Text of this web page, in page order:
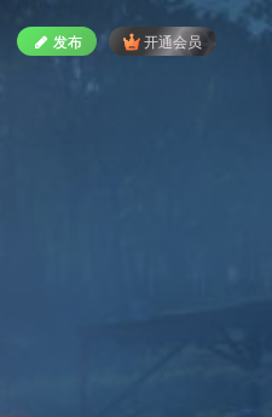
发布 开通会员